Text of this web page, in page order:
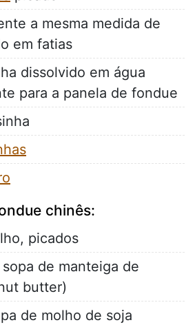
a mesma medida de
em fatias
dissolvido em água
para a panela de fondue
chinês:
picados
de manteiga de
butter)
de molho de soja